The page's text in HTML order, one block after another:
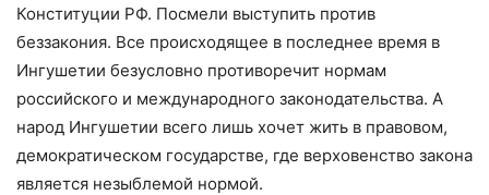
Конституции РФ. Посмели выступить против
беззакония. Все происходящее в последнее время в
Ингушетии безусловно противоречит нормам
российского и международного законодательства. А
народ Ингушетии всего лишь хочет жить в правовом,
демократическом государстве, где верховенство закона
является незыблемой нормой.